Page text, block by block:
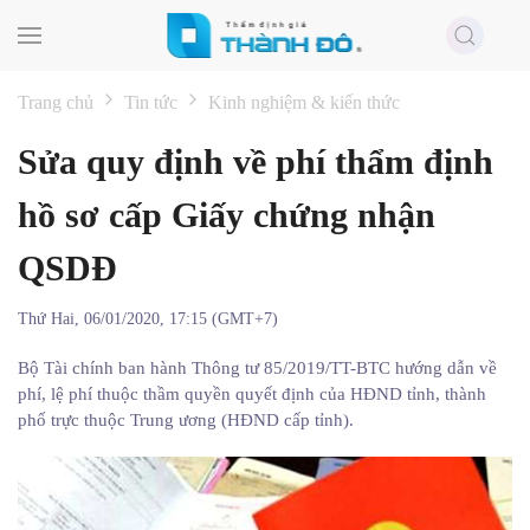
Trang chủ Tin tức Kinh nghiệm & kiến thức
Sửa quy định về phí thẩm định
hồ sơ cấp Giấy chứng nhận
QSDĐ
Thứ Hai, 06/01/2020, 17:15 (GMT+7)
Bộ Tài chính ban hành Thông tư 85/2019/TT-BTC hướng dẫn về
phí, lệ phí thuộc thầm quyền quyết định của HĐND tỉnh, thành
phố trực thuộc Trung ương (HĐND cấp tỉnh).